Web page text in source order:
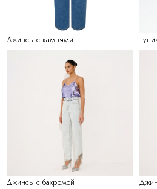
Джинсы с камнями
Джинсы с бахромой